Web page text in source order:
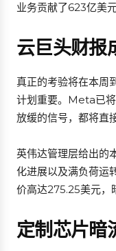
业务贡献了623亿美元
云巨头财报
真正的考验将在本周
计划重要。Meta已
放缓的信号，都将直
英伟达管理层给出的
化进展以及满负荷运
价高达275.25美元，
定制芯片暗